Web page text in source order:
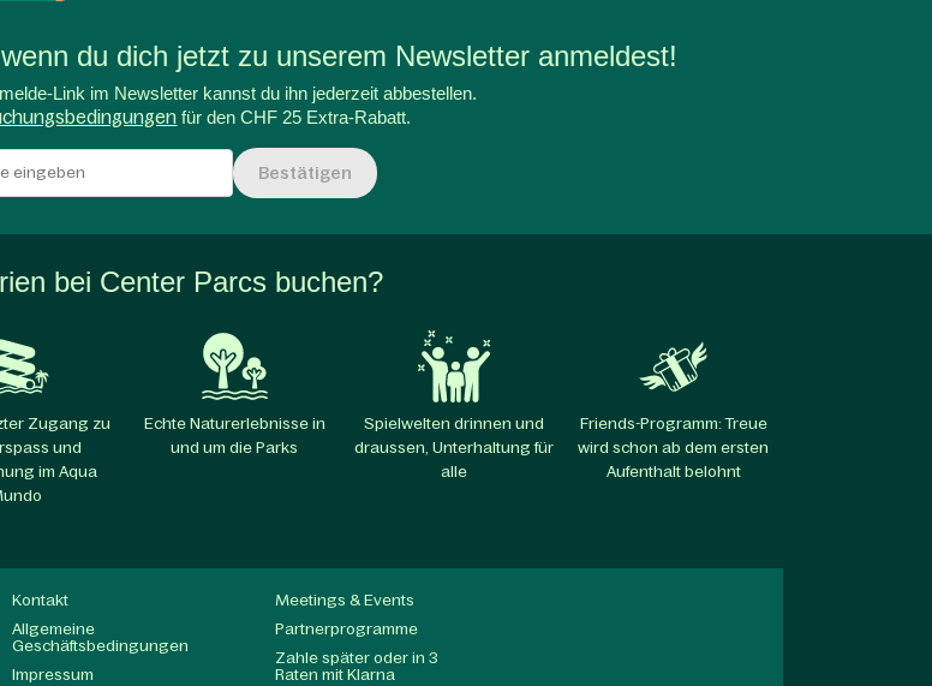
du dich jetzt zu unserem Newsletter anmeldest!
Link im Newsletter kannst du ihn jederzeit abbestellen.
für den CHF 25 Extra-Rabatt.
Bestätigen
bei Center Parcs buchen?
Zugang zu
und
im Aqua
Echte Naturerlebnisse in
und um die Parks​
Spielwelten drinnen und
draussen, Unterhaltung für
alle​
Friends-Programm: Treue
wird schon ab dem ersten
Aufenthalt belohnt​
Kontakt
Allgemeine
Geschäftsbedingungen
Impressum
Meetings & Events
Partnerprogramme
Zahle später oder in 3
Raten mit Klarna